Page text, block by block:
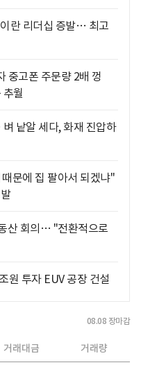
란 리더십 증발… 최고
중고폰 주문량 2배 껑
월
낱알 세다, 화재 진압하
문에 집 팔아서 되겠냐"
산 회의… "전환적으로
원 투자 EUV 공장 건설
08.08 장마감
거래대금 거래량